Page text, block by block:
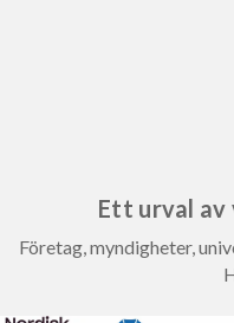
Ett urval av
Företag, myndigheter,